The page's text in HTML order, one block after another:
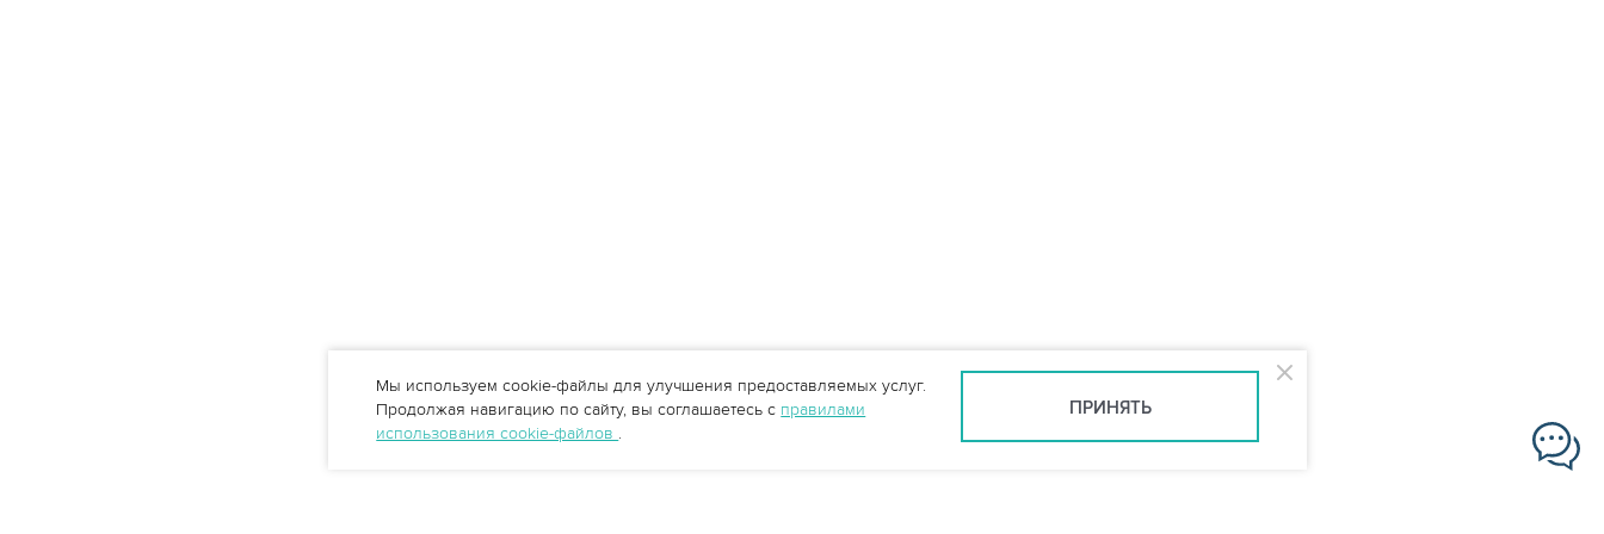
Мы используем cookie-файлы для улучшения предоставляемых услуг.
Продолжая навигацию по сайту, вы соглашаетесь с правилами
использования cookie-файлов .
ПРИНЯТЬ